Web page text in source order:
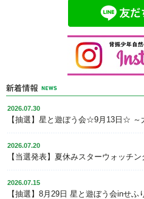
2026.07.30
【抽選】星と遊ぼう会☆9月13日☆
2026.07.20
【当選発表】夏休みスターウォッチ
2026.07.15
【抽選】8月29日 星と遊ぼう会inせふ